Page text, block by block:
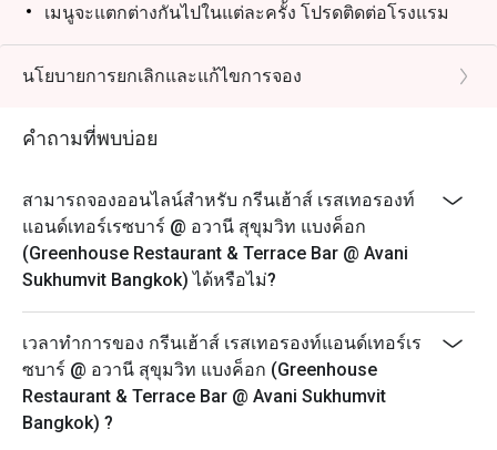
เมนูจะแตกต่างกันไปในแต่ละครั้ง โปรดติดต่อโรงแรม
โดยตรงเพื่อขอทราบรายละเอียดเมนูล่าสุด
ราคาบุฟเฟต์อาหารเช้า: 400++ บาท / ท่าน
สเตชั่นสำหรับบุฟเฟต์อาหารเช้ามีดังนี้ ซึ่งเมนูอาจจะแตก
• อาหารเช้าสไตล์อเมริกันและตะวันตก
• อาหารไทยและอาหารเอเชีย
• สเตชั่นไข่
• สเตชั่นก๋วยเตี๋ยว
• ชีสและโคลด์คัท
• ซุปพิเศษประจำวัน
• ติ่มซำ
• สลัดบาร์
• ซีเรียลและนม
นโยบายการยกเลิกและแก้ไขการจอง
คำถามที่พบบ่อย
สามารถจองออนไลน์สำหรับ กรีนเฮ้าส์ เรสเทอรองท์
แอนด์เทอร์เรซบาร์ @ อวานี สุขุมวิท แบงค็อก
(Greenhouse Restaurant & Terrace Bar @ Avani
Sukhumvit Bangkok) ได้หรือไม่?
เวลาทำการของ กรีนเฮ้าส์ เรสเทอรองท์แอนด์เทอร์เร
ซบาร์ @ อวานี สุขุมวิท แบงค็อก (Greenhouse
Restaurant & Terrace Bar @ Avani Sukhumvit
Bangkok) ?